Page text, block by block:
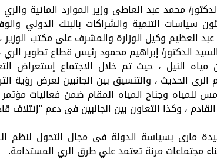
محمد عبد العاطى وزير الموارد المائية
سياسات التنمية والشراكات بالبنك الدولي
عبد العظيم وكيل الوزارة والمشرف على مكتب
الدكتور/ إبراهيم محمود رئيس قطاع تطوير
مياه النيل ، حيث تم خلال الاجتماع إستعراض
الحديث ، والتنسيق بين الجانبين لعرض رؤية
، وكذا التعاون بين الجانبين فى دعم "إئتلاف
مارى بسياسة الدولة فى مجال التحول لنظم
مجتماعات مرنة تعتمد علي طرق الري المستدامة.